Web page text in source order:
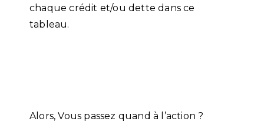
chaque crédit et/ou dette dans ce
tableau.
Alors, Vous passez quand à l’action ?